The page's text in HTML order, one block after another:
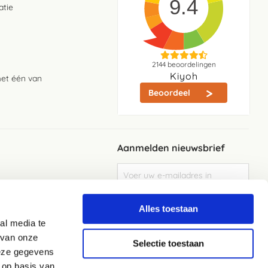
media te
onze
gegevens
Alles toestaan
Selectie toestaan
één van
9.4
2144beoordelingen
Kiyoh
Beoordeel
Aanmelden nieuwsbrief
u
op
Elke week de beste acties en het laaste